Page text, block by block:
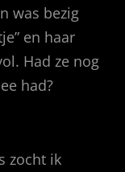
was bezig
en haar
Had ze nog
had?
zocht ik